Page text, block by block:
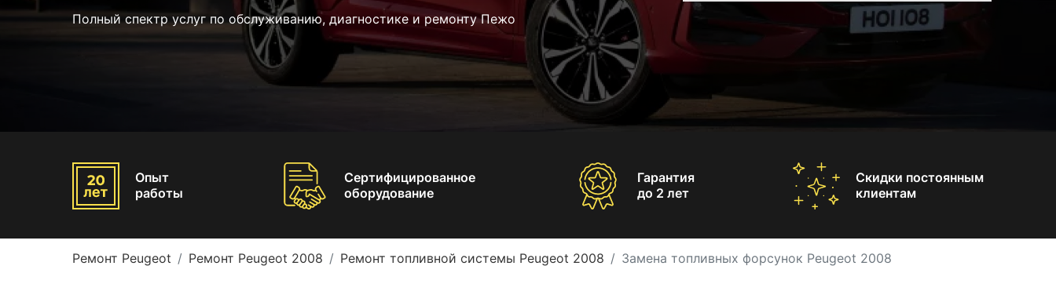
Полный спектр услуг по обслуживанию, диагностике и ремонту Пежо
Опыт
работы
Сертифицированное
оборудование
Гарантия
до 2 лет
Скидки постоянным
клиентам
Ремонт Peugeot Ремонт Peugeot 2008 Ремонт топливной системы Peugeot 2008 Замена топливных форсунок Peugeot 2008